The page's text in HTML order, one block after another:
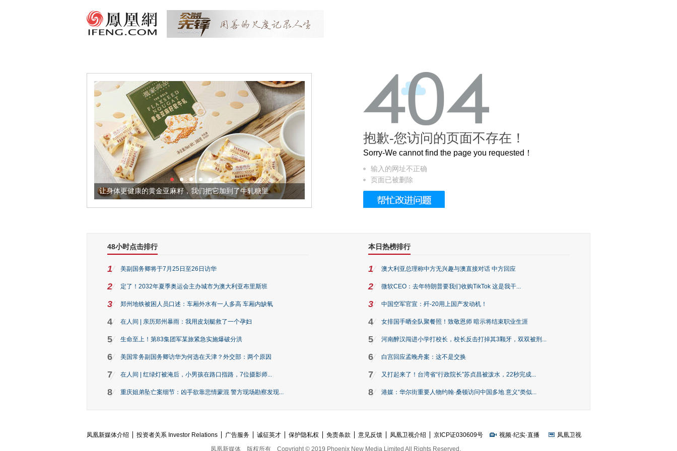
让身体更健康的黄金亚麻籽，我们把它加到了牛轧糖里 被列入佛家七宝的它到底有多美？
抱歉-您访问的页面不存在！
Sorry-We cannot find the page you requested！
输入的网址不正确
页面已被删除
48小时点击排行
1 美副国务卿将于7月25日至26日访华
2 定了！2032年夏季奥运会主办城市为澳大利亚布里斯班
3 郑州地铁被困人员口述：车厢外水有一人多高 车厢内缺氧
4 在人间 | 亲历郑州暴雨：我用皮划艇救了一个孕妇
5 生命至上！第83集团军某旅紧急实施爆破分洪
6 美国常务副国务卿访华为何选在天津？外交部：两个原因
7 在人间 | 红绿灯被淹后，小男孩在路口指路，7位摄影师...
8 重庆姐弟坠亡案细节：凶手欲靠悲情蒙混 警方现场勘察发现...
本日热榜排行
1 澳大利亚总理称中方无兴趣与澳直接对话 中方回应
2 微软CEO：去年特朗普要我们收购TikTok 这是我干...
3 中国空军官宣：歼-20用上国产发动机！
4 女排国手晒全队聚餐照！致敬恩师 暗示将结束职业生涯
5 河南醉汉闯进小学打校长，校长反击打掉其3颗牙，双双被刑...
6 白宫回应孟晚舟案：这不是交换
7 又打起来了！台湾省“行政院长”苏贞昌被泼水，22秒完成...
8 港媒：华尔街重要人物约翰·桑顿访问中国多地 意义“类似...
凤凰新媒体介绍 投资者关系 Investor Relations 广告服务 诚征英才 保护隐私权 免责条款 意见反馈 凤凰卫视介绍 京ICP证030609号 视频·纪实·直播
凤凰卫视
凤凰新媒体
版权所有 Copyright © 2019 Phoenix New Media Limited All Rights Reserved.